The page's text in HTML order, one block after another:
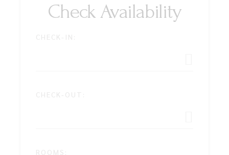
Check Availability